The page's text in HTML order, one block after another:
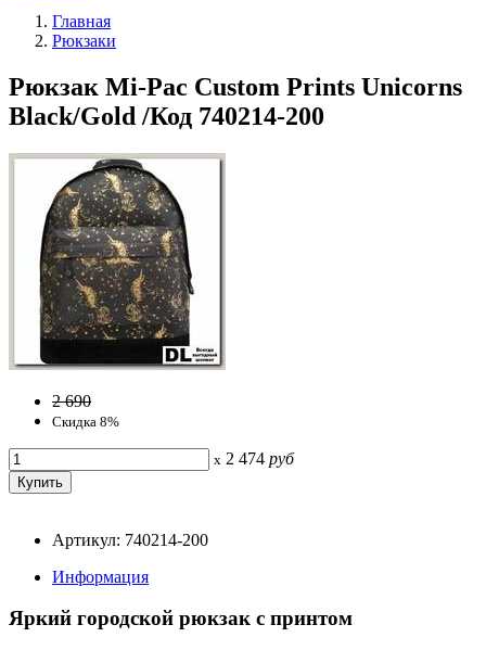
Главная
Рюкзаки
Рюкзак Mi-Pac Custom Prints Unicorns
Black/Gold /Код 740214-200
2 690
Скидка 8%
x 2 474 руб
Артикул: 740214-200
Информация
Яркий городской рюкзак с принтом